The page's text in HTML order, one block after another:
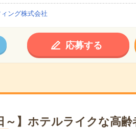
ング株式会社
応募する
～】ホテルライクな高